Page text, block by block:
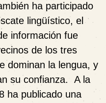
ha participado
lingüístico, el
información fue
de los tres
dominan la lengua, y
su confianza. A la
ha publicado una